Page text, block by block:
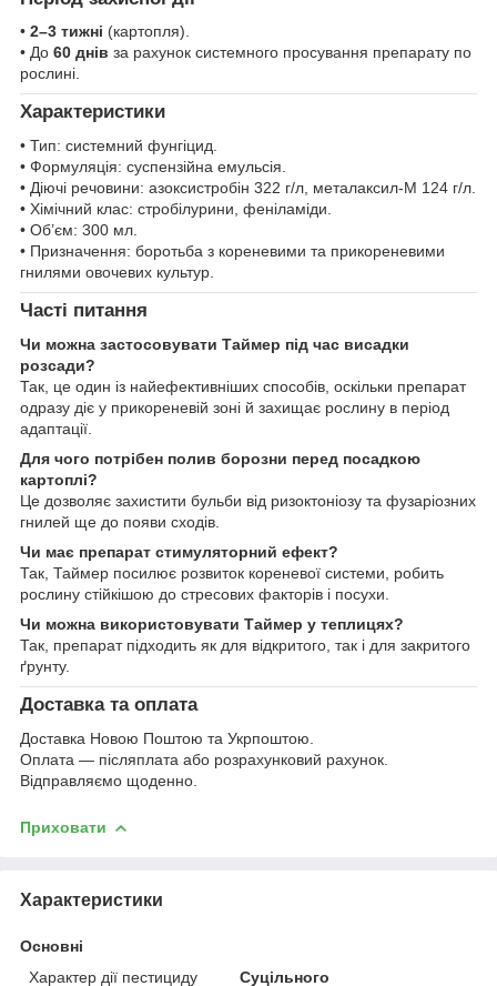
• 2–3 тижні (картопля).
• До 60 днів за рахунок системного просування препарату по
рослині.
Характеристики
• Тип: системний фунгіцид.
• Формуляція: суспензійна емульсія.
• Діючі речовини: азоксистробін 322 г/л, металаксил-М 124 г/л.
• Хімічний клас: стробілурини, феніламіди.
• Об’єм: 300 мл.
• Призначення: боротьба з кореневими та прикореневими
гнилями овочевих культур.
Часті питання
Чи можна застосовувати Таймер під час висадки
розсади?
Так, це один із найефективніших способів, оскільки препарат
одразу діє у прикореневій зоні й захищає рослину в період
адаптації.
Для чого потрібен полив борозни перед посадкою
картоплі?
Це дозволяє захистити бульби від ризоктоніозу та фузаріозних
гнилей ще до появи сходів.
Чи має препарат стимуляторний ефект?
Так, Таймер посилює розвиток кореневої системи, робить
рослину стійкішою до стресових факторів і посухи.
Чи можна використовувати Таймер у теплицях?
Так, препарат підходить як для відкритого, так і для закритого
ґрунту.
Доставка та оплата
Доставка Новою Поштою та Укрпоштою.
Оплата — післяплата або розрахунковий рахунок.
Відправляємо щоденно.
Приховати
Характеристики
Основні
Характер дії пестициду
Суцільного